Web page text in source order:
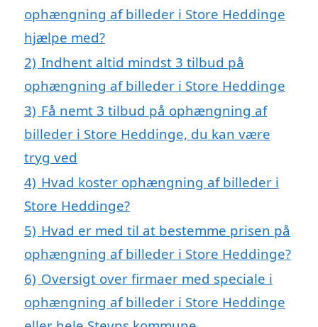
ophængning af billeder i Store Heddinge
hjælpe med?
2) Indhent altid mindst 3 tilbud på
ophængning af billeder i Store Heddinge
3) Få nemt 3 tilbud på ophængning af
billeder i Store Heddinge, du kan være
tryg ved
4) Hvad koster ophængning af billeder i
Store Heddinge?
5) Hvad er med til at bestemme prisen på
ophængning af billeder i Store Heddinge?
6) Oversigt over firmaer med speciale i
ophængning af billeder i Store Heddinge